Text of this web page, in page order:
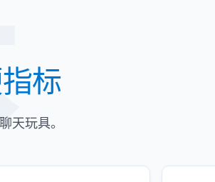
标
天玩具。